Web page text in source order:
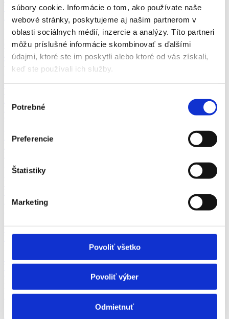
súbory cookie. Informácie o tom, ako používate naše
webové stránky, poskytujeme aj našim partnerom v
oblasti sociálnych médií, inzercie a analýzy. Títo partneri
môžu príslušné informácie skombinovať s ďalšími
údajmi, ktoré ste im poskytli alebo ktoré od vás získali,
keď ste používali ich služby.
súhlasu
Potrebné
Preferencie
Štatistiky
Marketing
Povoliť všetko
Povoliť výber
Odmietnuť
Výroba a priemysel (5)
Administratíva
Automobilový priemysel
Ubytovanie, cestovný ruch, gastronómia
Chémia a potravinárstvo
Ekonomika
Technika, elektrotechnika, energetika
Bankovníctvo a poisťovníctvo
Informačné technológie
Marketing, reklama a médiá
Personalistika
Služby
Stavebníctvo a reality
Zdravotníctvo a farmácia
Ostatné
Kvalita a kontrola kvality
Adresa pracoviště
Skladník (3)
Vodič VZV (2)
Práca vhodná aj pre utečencov z Ukrajiny (3)